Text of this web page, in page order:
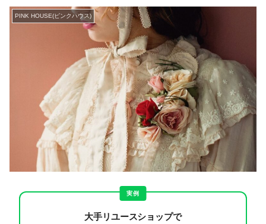
PINK HOUSE(ピンクハウス)
実例
大手リユースショップで